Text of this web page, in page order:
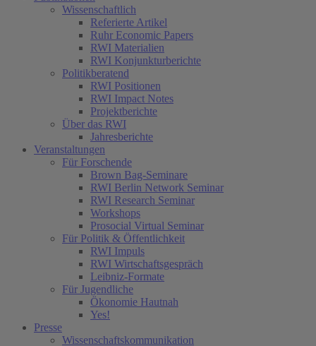
Wissenschaftlich
Referierte Artikel
Ruhr Economic Papers
RWI Materialien
RWI Konjunkturberichte
Politikberatend
RWI Positionen
RWI Impact Notes
Projektberichte
Über das RWI
Jahresberichte
Veranstaltungen
Für Forschende
Brown Bag-Seminare
RWI Berlin Network Seminar
RWI Research Seminar
Workshops
Prosocial Virtual Seminar
Für Politik & Öffentlichkeit
RWI Impuls
RWI Wirtschaftsgespräch
Leibniz-Formate
Für Jugendliche
Ökonomie Hautnah
Yes!
Presse
Wissenschaftskommunikation